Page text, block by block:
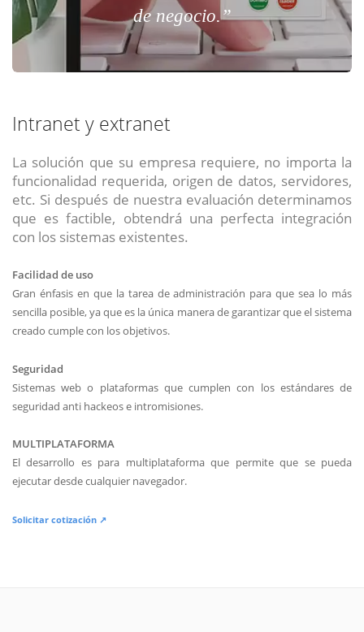
de negocio.”
Intranet y extranet
La solución que su empresa requiere, no importa la
funcionalidad requerida, origen de datos, servidores,
etc. Si después de nuestra evaluación determinamos
que es factible, obtendrá una perfecta integración
con los sistemas existentes.
Facilidad de uso
Gran énfasis en que la tarea de administración para que sea lo más
sencilla posible, ya que es la única manera de garantizar que el sistema
creado cumple con los objetivos.
Seguridad
Sistemas web o plataformas que cumplen con los estándares de
seguridad anti hackeos e intromisiones.
MULTIPLATAFORMA
El desarrollo es para multiplataforma que permite que se pueda
ejecutar desde cualquier navegador.
Solicitar cotización ↗